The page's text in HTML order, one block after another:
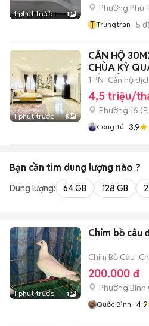
1 phút trước 1
Phường Phú
T Trungtran 5
1 phút trước 5
CĂN HỘ
CHÙA KỲ
GÒ VẤP
1 PN Căn hộ
4,5 triệu/
Phường 16 (
Công Tú 3.9
Bạn cần tìm dung lượng nào ?
Dung lượng: 64 GB 128 GB
1 phút trước 1
Chim bồ câu
Chim Bồ Câu
200.000 đ
Phường Bình
Quốc Bình 4.2